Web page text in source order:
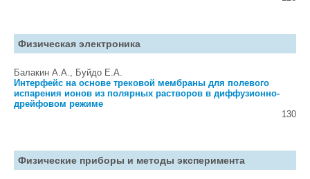
Физическая электроника
Балакин А.А., Буйдо Е.А.
Интерфейс на основе трековой мембраны для полевого
испарения ионов из полярных растворов в диффузионно-
дрейфовом режиме
130
Физические приборы и методы эксперимента